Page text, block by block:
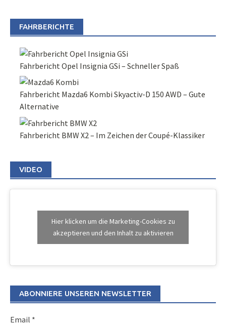
FAHRBERICHTE
Fahrbericht Opel Insignia GSi – Schneller Spaß
Fahrbericht Mazda6 Kombi Skyactiv-D 150 AWD – Gute
Alternative
Fahrbericht BMW X2 – Im Zeichen der Coupé-Klassiker
VIDEO
Hier klicken um die Marketing-Cookies zu
akzeptieren und den Inhalt zu aktivieren
ABONNIERE UNSEREN NEWSLETTER
Email *